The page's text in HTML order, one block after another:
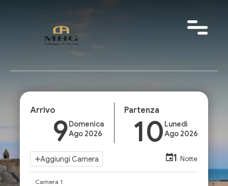
1 Notte
Arrivo
9Domenica
Ago 2026
Partenza
10 Lunedì
Ago 2026
Aggiungi Camera
Camera 1